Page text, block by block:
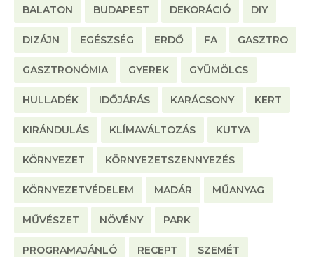
BALATON BUDAPEST DEKORÁCIÓ DIY
DIZÁJN EGÉSZSÉG ERDŐ FA GASZTRO
GASZTRONÓMIA GYEREK GYÜMÖLCS
HULLADÉK IDŐJÁRÁS KARÁCSONY KERT
KIRÁNDULÁS KLÍMAVÁLTOZÁS KUTYA
KÖRNYEZET KÖRNYEZETSZENNYEZÉS
KÖRNYEZETVÉDELEM MADÁR MŰANYAG
MŰVÉSZET NÖVÉNY PARK
PROGRAMAJÁNLÓ RECEPT SZEMÉT